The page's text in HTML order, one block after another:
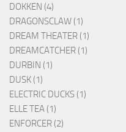
DOKKEN (4)
DRAGONSCLAW (1)
DREAM THEATER (1)
DREAMCATCHER (1)
DURBIN (1)
DUSK (1)
ELECTRIC DUCKS (1)
ELLE TEA (1)
ENFORCER (2)